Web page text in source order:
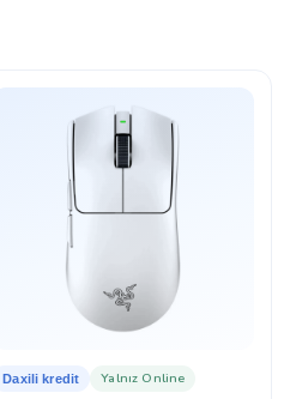
və adınıza böyük kredit
müraciət ünvanlanır,
Daxili kredit Yalnız Online